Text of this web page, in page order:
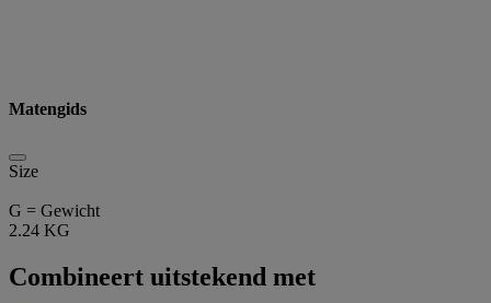
Matengids
Size
G = Gewicht
2.24 KG
Combineert uitstekend met